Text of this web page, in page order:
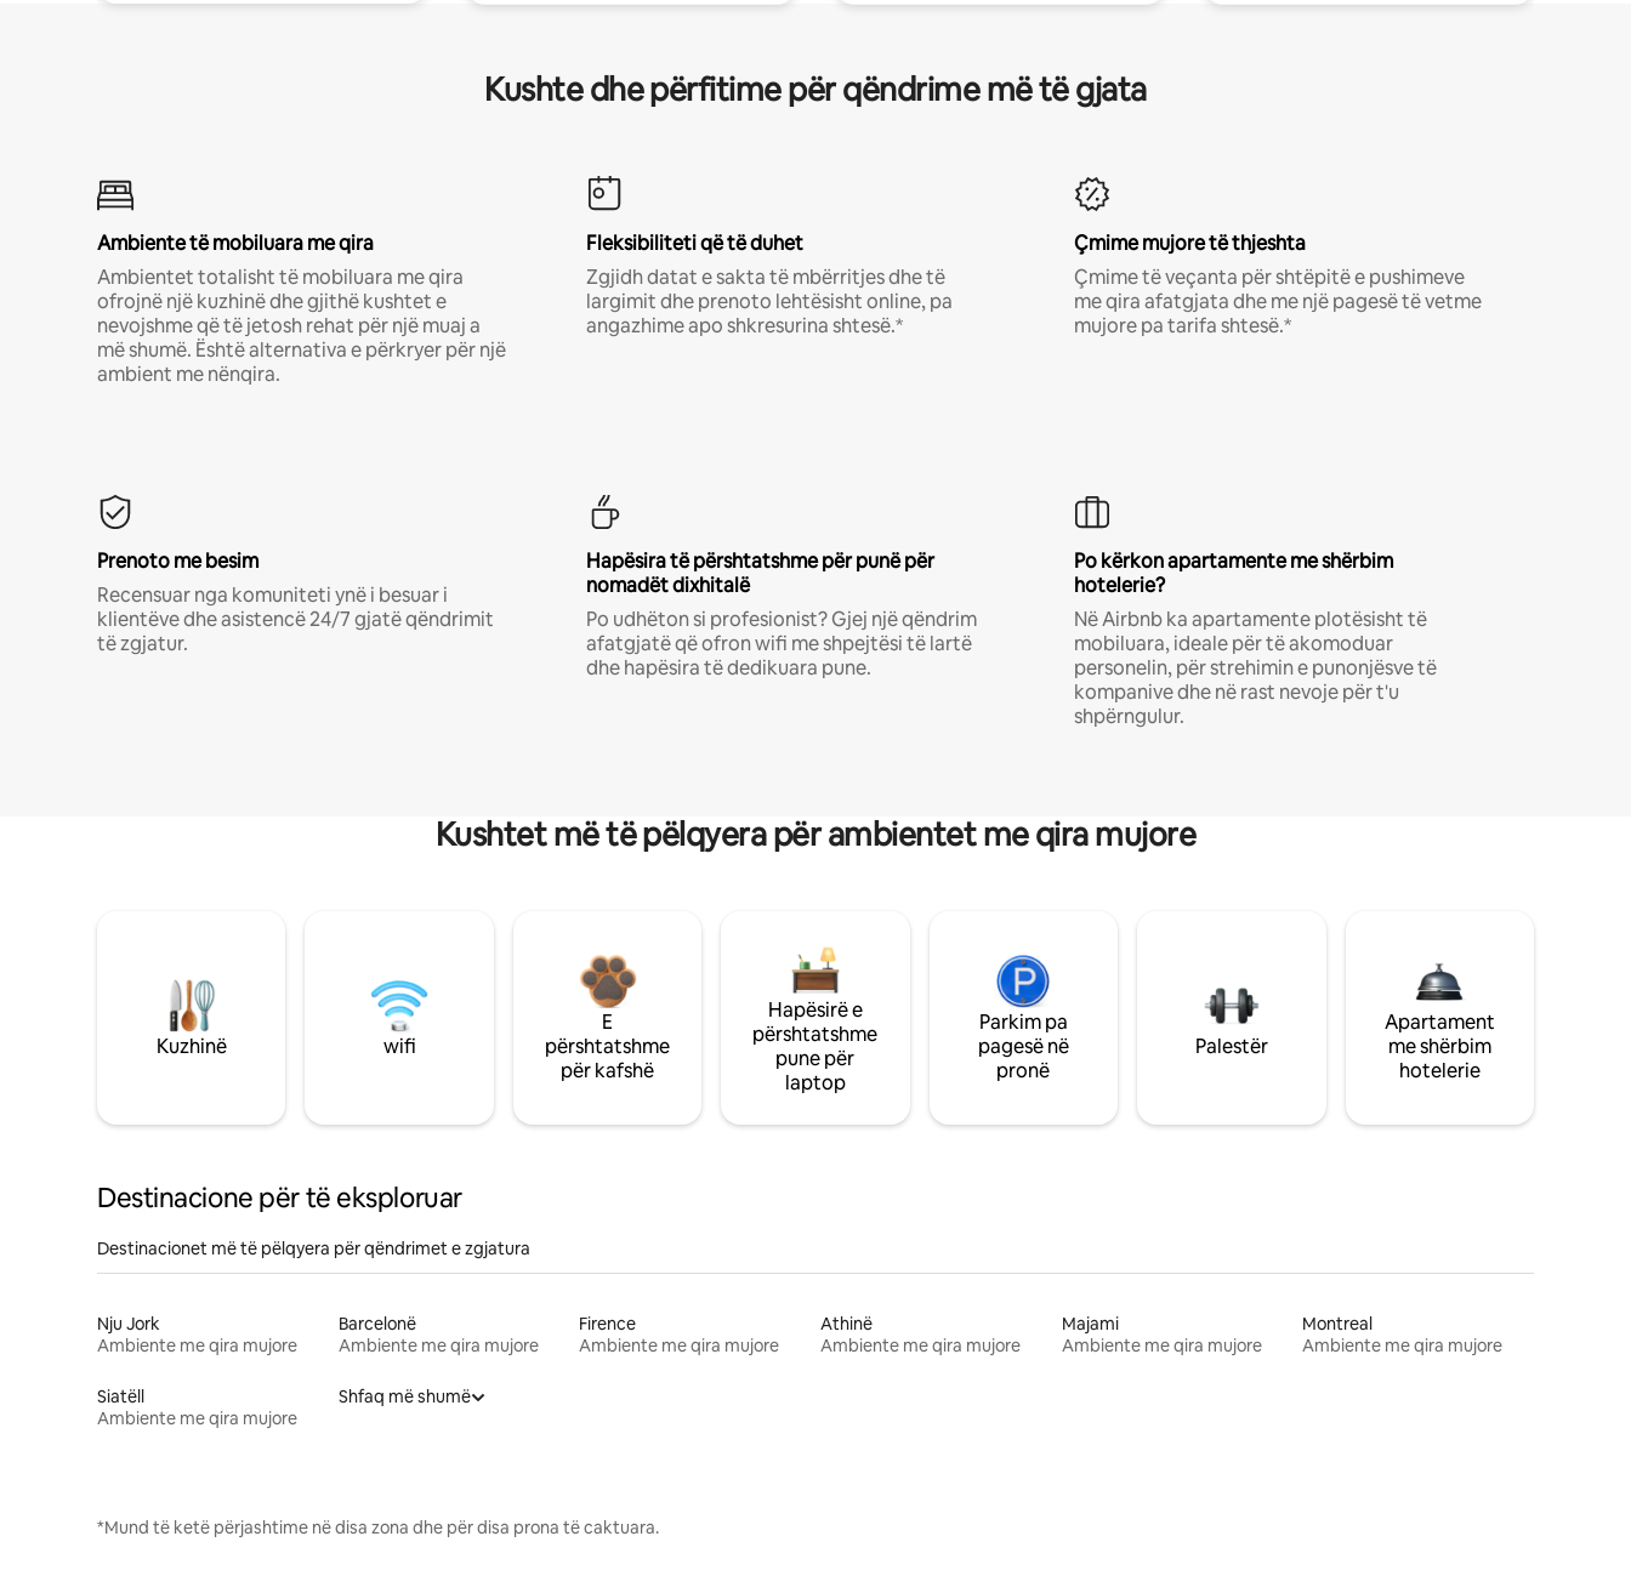
Kushte dhe përfitime për qëndrime më të gjata
Ambiente të mobiluara me qira
Ambientet totalisht të mobiluara me qira
ofrojnë një kuzhinë dhe gjithë kushtet e
nevojshme që të jetosh rehat për një muaj a
më shumë. Është alternativa e përkryer për një
ambient me nënqira.
Fleksibiliteti që të duhet
Zgjidh datat e sakta të mbërritjes dhe të
largimit dhe prenoto lehtësisht online, pa
angazhime apo shkresurina shtesë.*
Çmime mujore të thjeshta
Çmime të veçanta për shtëpitë e pushimeve
me qira afatgjata dhe me një pagesë të vetme
mujore pa tarifa shtesë.*
Prenoto me besim
Recensuar nga komuniteti ynë i besuar i
klientëve dhe asistencë 24/7 gjatë qëndrimit
të zgjatur.
Hapësira të përshtatshme për punë për
nomadët dixhitalë
Po udhëton si profesionist? Gjej një qëndrim
afatgjatë që ofron wifi me shpejtësi të lartë
dhe hapësira të dedikuara pune.
Po kërkon apartamente me shërbim
hotelerie?
Në Airbnb ka apartamente plotësisht të
mobiluara, ideale për të akomoduar
personelin, për strehimin e punonjësve të
kompanive dhe në rast nevoje për t'u
shpërngulur.
Kushtet më të pëlqyera për ambientet me qira mujore
Kuzhinë wifi
E
përshtatshme
për kafshë
Hapësirë e
përshtatshme
pune për
laptop
Parkim pa
pagesë në
pronë
Palestër
Apartament
me shërbim
hotelerie
Destinacione për të eksploruar
Destinacionet më të pëlqyera për qëndrimet e zgjatura
Nju Jork
Ambiente me qira mujore
Barcelonë
Ambiente me qira mujore
Firence
Ambiente me qira mujore
Athinë
Ambiente me qira mujore
Majami
Ambiente me qira mujore
Montreal
Ambiente me qira mujore
Siatëll
Ambiente me qira mujore
Shfaq më shumë
*Mund të ketë përjashtime në disa zona dhe për disa prona të caktuara.